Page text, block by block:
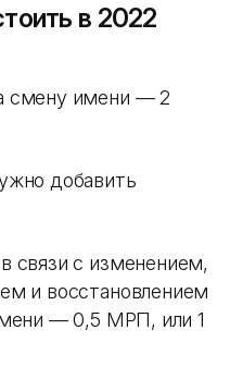
в 2022
смену имени — 2
добавить
связи с изменением,
и восстановлением
— 0,5 МРП, или 1